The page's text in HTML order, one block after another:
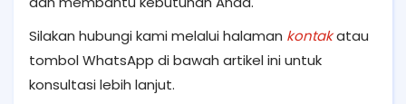
Silakan hubungi kami melalui halaman kontakatau
tombol WhatsApp di bawah artikel ini untuk
konsultasi lebih lanjut.